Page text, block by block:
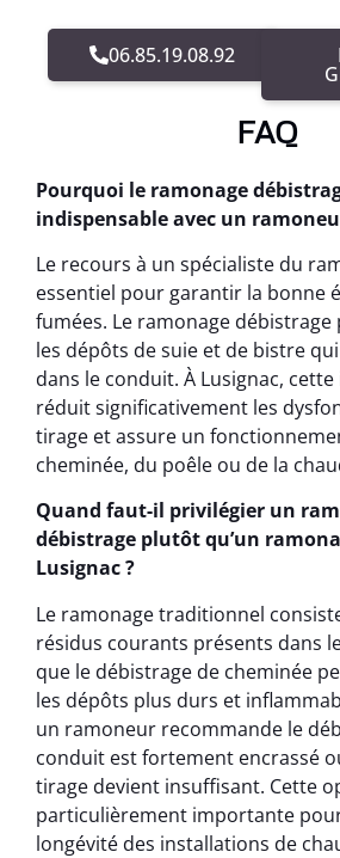
06.85.19.08.92
FAQ
Pourquoi le ramonage
indispensable avec un
Le recours à un spécialiste du
essentiel pour garantir la bonne
fumées. Le ramonage débistrage
les dépôts de suie et de bistre
dans le conduit. À Lusignac,
réduit significativement les
tirage et assure un
cheminée, du poêle ou de la
Quand faut-il privilégier un
débistrage plutôt qu’un
Lusignac ?
Le ramonage traditionnel
résidus courants présents dans
que le débistrage de cheminée
les dépôts plus durs et
un ramoneur recommande le
conduit est fortement encrassé
tirage devient insuffisant. Cette
particulièrement importante
longévité des installations de